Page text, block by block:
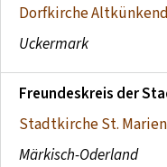
Dorfkirche
Uckermark
Freundeskreis der
Stadtkirche St.
Märkisch-Oderland